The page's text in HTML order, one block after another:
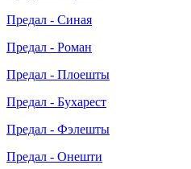
Предал - Синая
Предал - Роман
Предал - Плоешты
Предал - Бухарест
Предал - Фэлешты
Предал - Онешти